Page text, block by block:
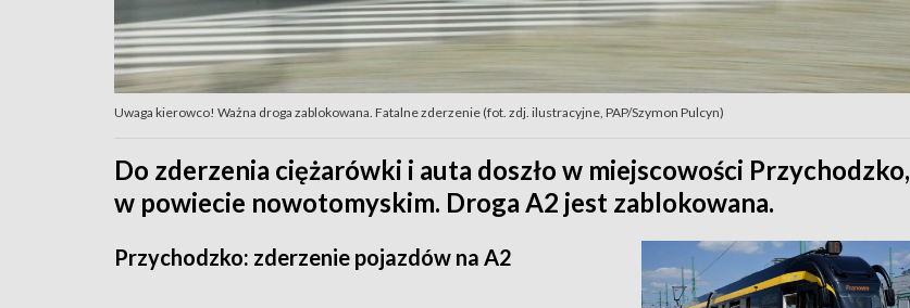
Uwaga kierowco! Ważna droga zablokowana. Fatalne zderzenie (fot. zdj. ilustracyjne, PAP/Szymon Pulcyn)
Do zderzenia ciężarówki i auta doszło w miejscowości Przychodzko,
w powiecie nowotomyskim. Droga A2 jest zablokowana.
Przychodzko: zderzenie pojazdów na A2